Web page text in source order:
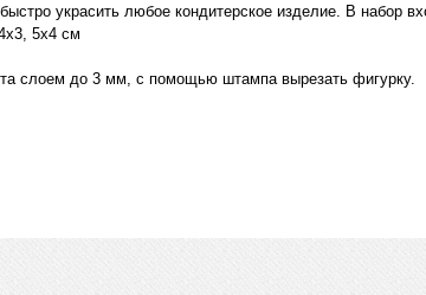
украсить любое кондитерское изделие. В набор
5х4 см
слоем до 3 мм, с помощью штампа вырезать фигурку.